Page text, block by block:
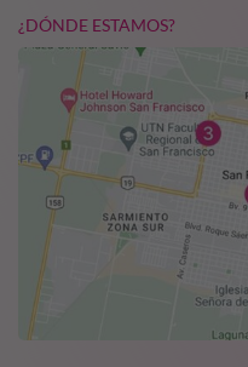
¿DÓNDE ESTAMOS?